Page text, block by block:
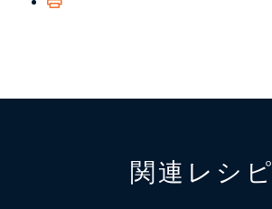
関連レシピ